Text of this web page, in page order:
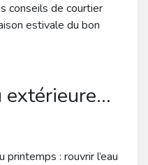
conseils de courtier
estivale du bon
extérieure…
printemps : rouvrir l’eau